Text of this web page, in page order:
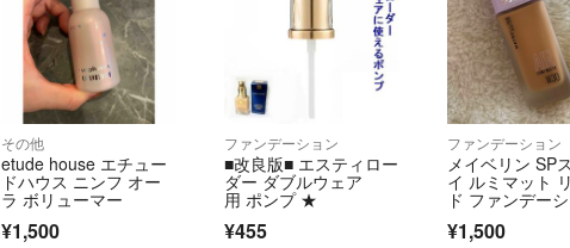
その他
etude house エチュー
ドハウス ニンフ オー
ラ ボリューマー
¥1,500
ファンデーション
■改良版■ エスティロー
ダー ダブルウェア
用 ポンプ ★
¥455
ファンデーション
メイベリン SP
イ ルミマット
ド ファンデー
¥1,500